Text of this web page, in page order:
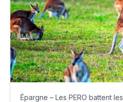
Épargne – Les PERO battent